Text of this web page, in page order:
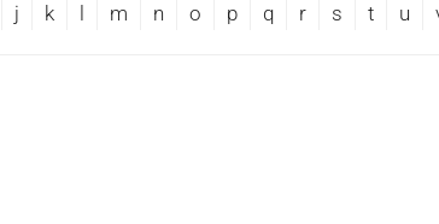
j k m n o p q r s t u